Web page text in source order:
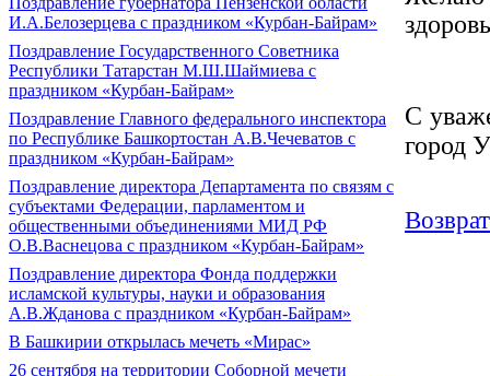
И.А.Белозерцева с праздником «Курбан-Байрам»
Поздравление Государственного Советника
Республики Татарстан М.Ш.Шаймиева с
праздником «Курбан-Байрам»
Поздравление Главного федерального инспектора
по Республике Башкортостан А.В.Чечеватов с
праздником «Курбан-Байрам»
Поздравление директора Департамента по связям с
субъектами Федерации, парламентом и
общественными объединениями МИД РФ
О.В.Васнецова с праздником «Курбан-Байрам»
Поздравление директора Фонда поддержки
исламской культуры, науки и образования
А.В.Жданова с праздником «Курбан-Байрам»
В Башкирии открылась мечеть «Мирас»
26 сентября на территории Соборной мечети
С
город